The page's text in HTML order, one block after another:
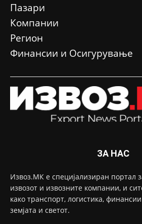
Пазари
Компании
Регион
Финансии и Осигурување
ЗА НАС
Извоз.МК е специјализиран портал
извозот и извозните компании, и
како транспорт, логистика,
земјата и светот.